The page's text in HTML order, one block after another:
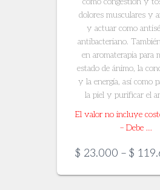
dolores musculares y
y actuar como
antibacteriano.
en aromaterapia para
estado de ánimo, la
y la energía, así como
la piel y purificar el
El valor no incluye
– Debe …
$ 23.000 – $